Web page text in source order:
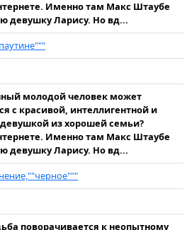
Именно там Макс Штаубе
девушку Ларису. Но вд...
молодой человек может
с красивой, интеллигентной и
из хорошей семьи?
Именно там Макс Штаубе
девушку Ларису. Но вд...
поворачивается к неопытному